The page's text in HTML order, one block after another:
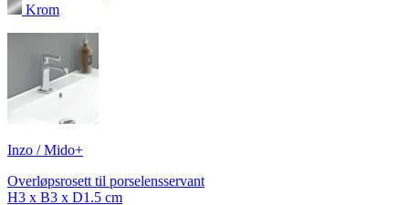
Krom
Inzo / Mido+
Overløpsrosett til porselensservant
H3 x B3 x D1.5 cm